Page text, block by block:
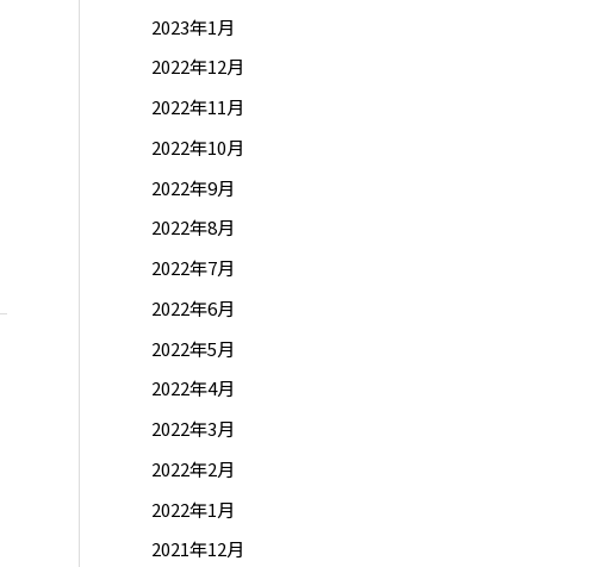
2023年1月
2022年12月
2022年11月
2022年10月
2022年9月
2022年8月
2022年7月
2022年6月
2022年5月
2022年4月
2022年3月
2022年2月
2022年1月
2021年12月